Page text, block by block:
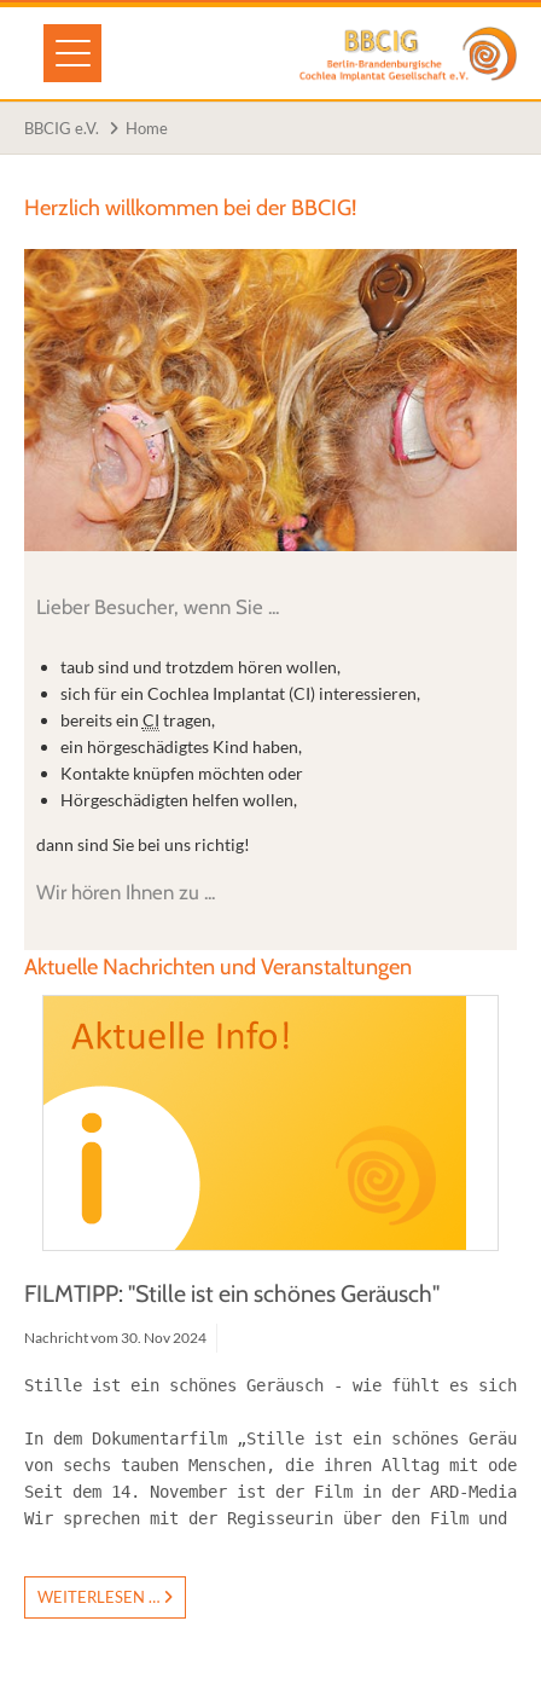
BBCIG e.V. Home
Herzlich willkommen bei der BBCIG!
Lieber Besucher, wenn Sie ...
taub sind und trotzdem hören wollen,
sich für ein Cochlea Implantat (CI) interessieren,
bereits ein CI tragen,
ein hörgeschädigtes Kind haben,
Kontakte knüpfen möchten oder
Hörgeschädigten helfen wollen,
dann sind Sie bei uns richtig!
Wir hören Ihnen zu ...
Aktuelle Nachrichten und Veranstaltungen
FILMTIPP: "Stille ist ein schönes Geräusch"
Nachricht vom 30. Nov 2024
Stille ist ein schönes Geräusch - wie fühlt es sich
In dem Dokumentarfilm „Stille ist ein schönes
von sechs tauben Menschen, die ihren Alltag mit
Seit dem 14. November ist der Film in der ARD-
Wir sprechen mit der Regisseurin über den Film und
WEITERLESEN …